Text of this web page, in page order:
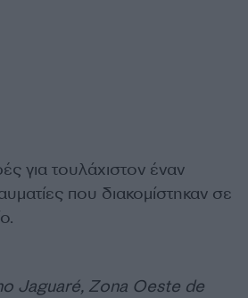
για τουλάχιστον έναν
που διακομίστηκαν σε
Jaguaré, Zona Oeste de